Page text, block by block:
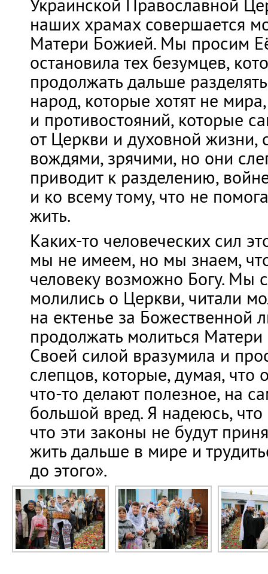
Украинской Православной
наших храмах совершается
Матери Божией. Мы просим
остановила тех безумцев,
продолжать дальше
народ, которые хотят не
и противостояний, которые
от Церкви и духовной жизни,
вождями, зрячими, но они
приводит к разделению,
и ко всему тому, что не
жить.
Каких-то человеческих сил
мы не имеем, но мы знаем,
человеку возможно Богу. Мы
молились о Церкви, читали
на ектенье за Божественной
продолжать молиться
Своей силой вразумила и
слепцов, которые, думая, что
что-то делают полезное, на
большой вред. Я надеюсь, что
что эти законы не будут
жить дальше в мире и
до этого».